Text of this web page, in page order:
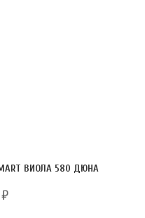
ВИОЛА 580 ДЮНА
₽